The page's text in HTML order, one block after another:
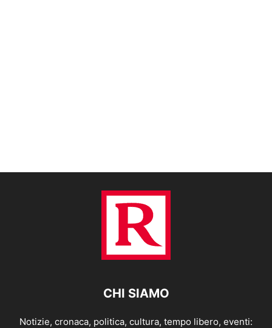
CHI SIAMO
Notizie, cronaca, politica, cultura, tempo libero, eventi: